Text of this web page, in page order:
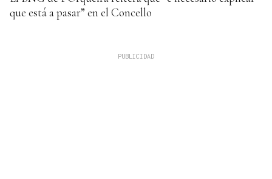
que está a pasar” en el Concello